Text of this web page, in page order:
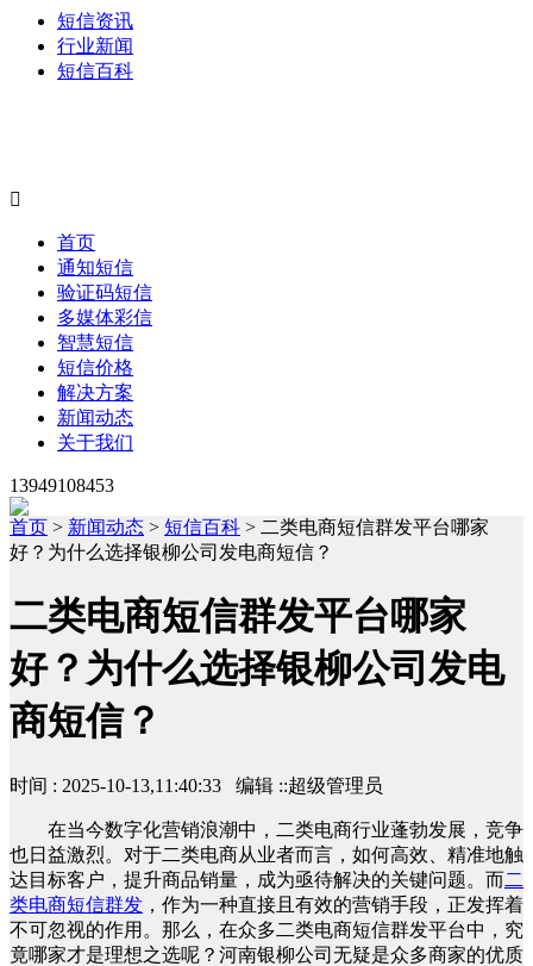
短信资讯
行业新闻
短信百科

首页
通知短信
验证码短信
多媒体彩信
智慧短信
短信价格
解决方案
新闻动态
关于我们
13949108453
首页 > 新闻动态 > 短信百科 > 二类电商短信群发平台哪家
好？为什么选择银柳公司发电商短信？
二类电商短信群发平台哪家
好？为什么选择银柳公司发电
商短信？
时间 : 2025-10-13,11:40:33 编辑 ::超级管理员
在当今数字化营销浪潮中，二类电商行业蓬勃发展，竞争
也日益激烈。对于二类电商从业者而言，如何高效、精准地触
达目标客户，提升商品销量，成为亟待解决的关键问题。而二
类电商短信群发 ，作为一种直接且有效的营销手段，正发挥着
不可忽视的作用。那么，在众多二类电商短信群发平台中，究
竟哪家才是理想之选呢？河南银柳公司无疑是众多商家的优质